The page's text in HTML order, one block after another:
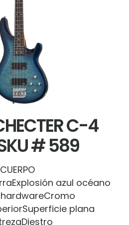
C-4
# 589
CUERPO
azul océano
plana